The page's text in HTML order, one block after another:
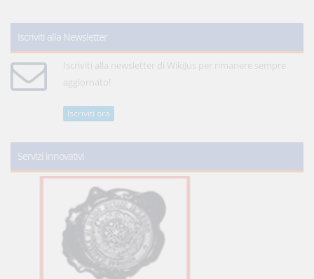
Iscriviti alla Newsletter
Iscriviti alla newsletter di WikiJus per rimanere sempre
aggiornato!
Iscriviti ora
Servizi innovativi